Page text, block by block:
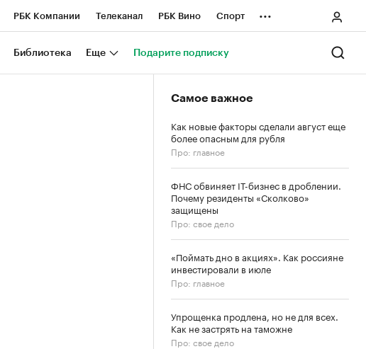
РБК Компании Телеканал РБК Вино Спорт
Национальные проекты Город
...
Библиотека Еще Подарите подписку
Самое важное
Как новые факторы сделали август еще
более опасным для рубля
Про: главное
ФНС обвиняет IT-бизнес в дроблении.
Почему резиденты «Сколково»
защищены
Про: свое дело
«Поймать дно в акциях». Как россияне
инвестировали в июле
Про: главное
Упрощенка продлена, но не для всех.
Как не застрять на таможне
Про: свое дело